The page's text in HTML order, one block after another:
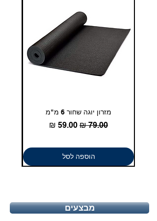
מזרון יוגה שחור 6 מ"מ
מחיר רגילמחיר מבצע
הוספה לסל
מבצעים